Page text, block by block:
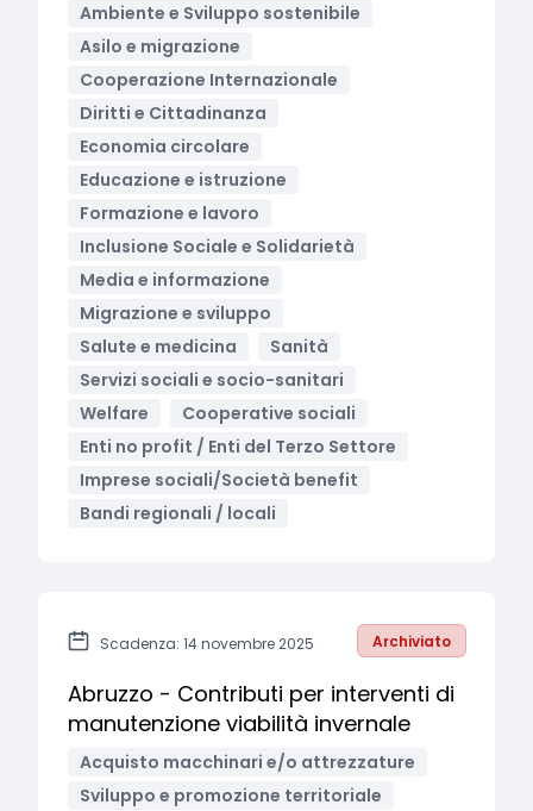
Ambiente e Sviluppo sostenibile
Asilo e migrazione
Cooperazione Internazionale
Diritti e Cittadinanza
Economia circolare
Educazione e istruzione
Formazione e lavoro
Inclusione Sociale e Solidarietà
Media e informazione
Migrazione e sviluppo
Salute e medicina
Sanità
Servizi sociali e socio-sanitari
Welfare
Cooperative sociali
Enti no profit / Enti del Terzo Settore
Imprese sociali/Società benefit
Bandi regionali / locali
Scadenza: 14 novembre 2025 Archiviato
Abruzzo - Contributi per interventi di
manutenzione viabilità invernale
Acquisto macchinari e/o attrezzature
Sviluppo e promozione territoriale